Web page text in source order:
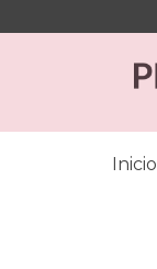
Inicio